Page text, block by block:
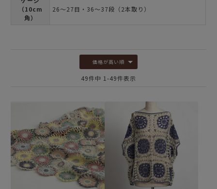
（10cm
角）
26～27目・36～37段（2本取り）
価格が高い順
49件中 1 -49件表示